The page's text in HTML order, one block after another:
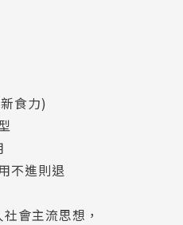
食力)
不進則退
會主流思想，